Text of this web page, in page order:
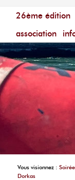
Menu principal
aller au
aller au
26ème édition
association
Vous visionnez :
Dorkas